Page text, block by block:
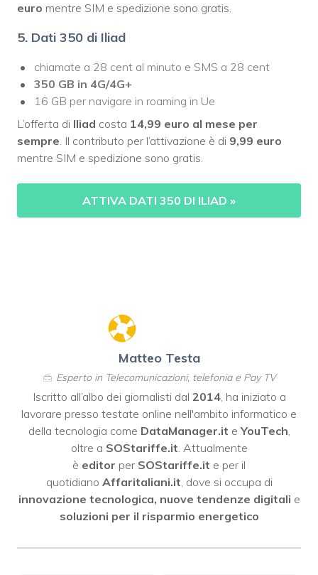
euro mentre SIM e spedizione sono gratis.
5. Dati 350 di Iliad
chiamate a 28 cent al minuto e SMS a 28 cent
350 GB in 4G/4G+
16 GB per navigare in roaming in Ue
L’offerta di Iliad costa 14,99 euro al mese per
sempre. Il contributo per l’attivazione è di 9,99 euro
mentre SIM e spedizione sono gratis.
ATTIVA DATI 350 DI ILIAD »
Matteo Testa
Esperto in Telecomunicazioni, telefonia e Pay TV
Iscritto all’albo dei giornalisti dal 2014, ha iniziato a
lavorare presso testate online nell'ambito informatico e
della tecnologia come DataManager.it eYouTech,
oltre a SOStariffe.it. Attualmente
è editor per SOStariffe.it e per il
quotidiano Affaritaliani.it, dove si occupa di
innovazione tecnologica, nuove tendenze digitali e
soluzioni per il risparmio energetico